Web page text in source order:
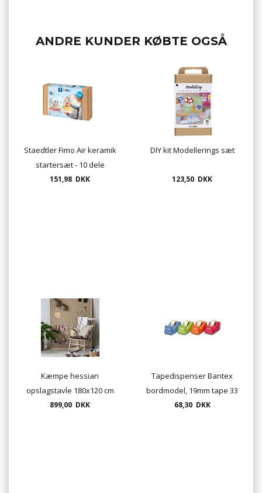
ANDRE KUNDER KØBTE OGSÅ
Staedtler Fimo Air keramik
startersæt - 10 dele
151,98 DKK
DIY kit Modellerings sæt
123,50 DKK
Kæmpe hessian
opslagstavle 180x120 cm
med træramme
899,00 DKK
Tapedispenser Bantex
bordmodel, 19mm tape 33
m.
68,30 DKK